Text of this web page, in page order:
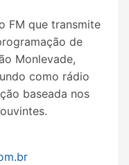
FM que transmite
de
Monlevade,
como rádio
baseada nos